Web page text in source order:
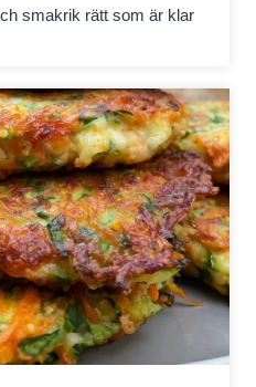
smakrik rätt som är klar